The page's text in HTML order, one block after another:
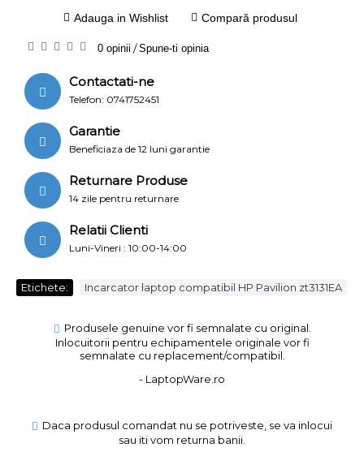
Adauga in Wishlist Compară produsul
0 opinii /Spune-ti opinia
Contactati-ne
Telefon: 0741752451
Garantie
Beneficiaza de 12 luni garantie
Returnare Produse
14 zile pentru returnare
Relatii Clienti
Luni-Vineri : 10:00-14:00
Etichete: Incarcator laptop compatibil HP Pavilion zt3131EA
Produsele genuine vor fi semnalate cu original.
Inlocuitorii pentru echipamentele originale vor fi
semnalate cu replacement/compatibil.
- LaptopWare.ro
Daca produsul comandat nu se potriveste, se va inlocui
sau iti vom returna banii.